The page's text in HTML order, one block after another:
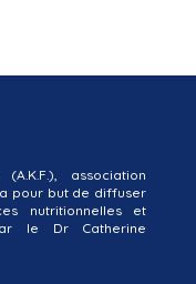
(A.K.F.), association
a pour but de diffuser
nutritionnelles et
le Dr Catherine